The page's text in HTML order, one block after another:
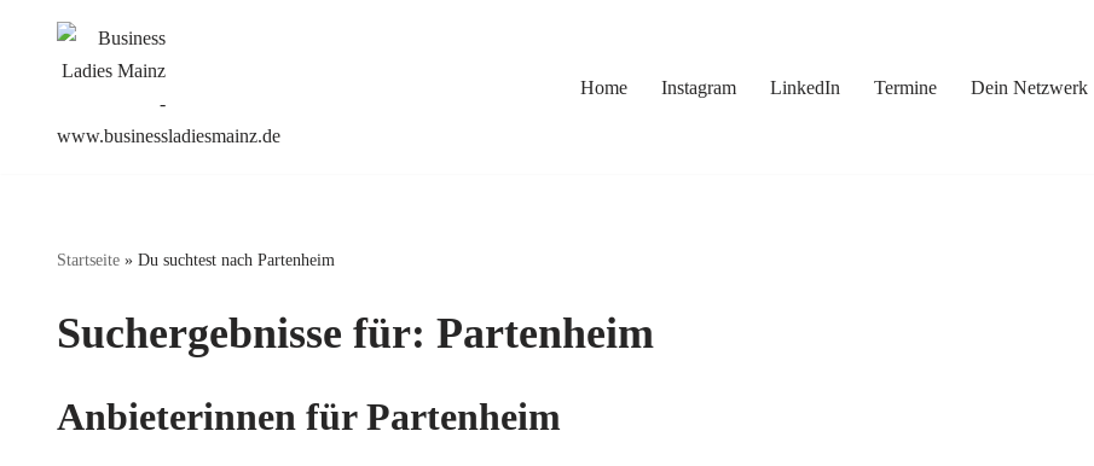
springen
Home Instagram LinkedIn Termine Dein Netzwerk
Startseite » Du suchtest nach Partenheim
Suchergebnisse für: Partenheim
Anbieterinnen für Partenheim